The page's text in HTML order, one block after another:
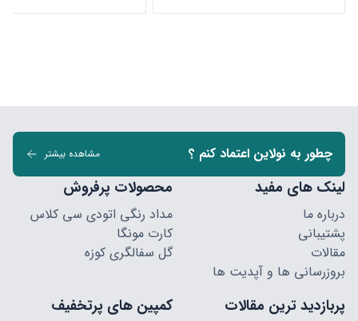
چطور به نولاین اعتماد کنم ؟ مشاهده بیشتر
لینک های مفید
درباره ما
پشتیبانی
مقالات
بروزرسانی ها و آپدیت ها
محصولات پرفروش
مداد رنگی اتودی سی کلاس
کارت مونگا
گل سفالگری کوزه
پربازدید ترین مقالات کمپین های پرتخفیف